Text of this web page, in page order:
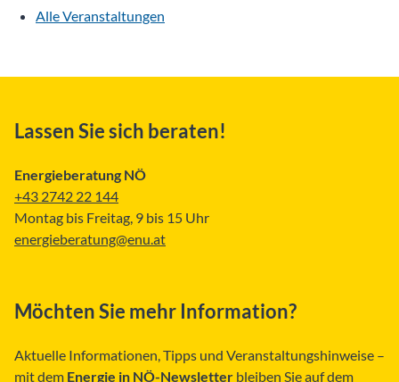
Alle Veranstaltungen
Lassen Sie sich beraten!
Energieberatung NÖ
+43 2742 22 144
Montag bis Freitag, 9 bis 15 Uhr
energieberatung@enu.at
Möchten Sie mehr Information?
Aktuelle Informationen, Tipps und Veranstaltungshinweise –
mit dem Energie in NÖ-Newsletter bleiben Sie auf dem